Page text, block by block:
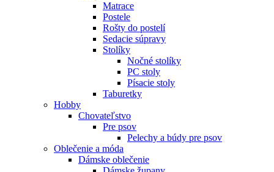
Matrace
Postele
Rošty do postelí
Sedacie súpravy
Stolíky
Nočné stolíky
PC stoly
Písacie stoly
Taburetky
Hobby
Chovateľstvo
Pre psov
Pelechy a búdy pre psov
Oblečenie a móda
Dámske oblečenie